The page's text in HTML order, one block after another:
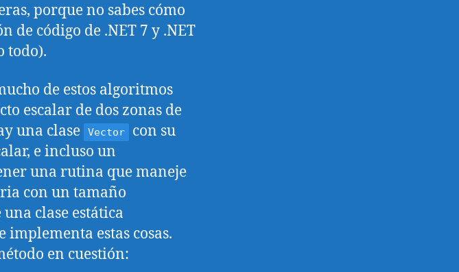
porque no sabes cómo
código de .NET 7 y .NET
todo).
de estos algoritmos
escalar de dos zonas de
una clase
Vector
con su
e incluso un
una rutina que maneje
con un tamaño
clase estática
implementa estas cosas.
en cuestión: